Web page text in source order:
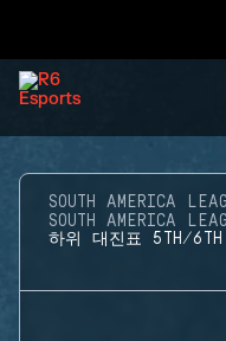
SOUTH AMERICA
SOUTH AMERICA
하위 대진표 5TH/6TH